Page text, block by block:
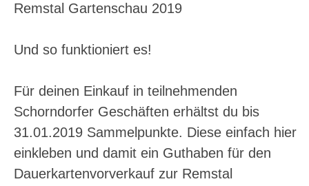
Remstal Gartenschau 2019
Und so funktioniert es!
Für deinen Einkauf in teilnehmenden
Schorndorfer Geschäften erhältst du bis
31.01.2019 Sammelpunkte. Diese einfach hier
einkleben und damit ein Guthaben für den
Dauerkartenvorverkauf zur Remstal